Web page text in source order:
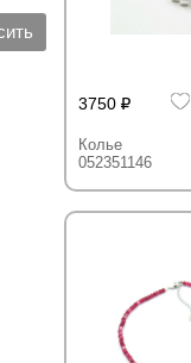
3750
Колье
052351146